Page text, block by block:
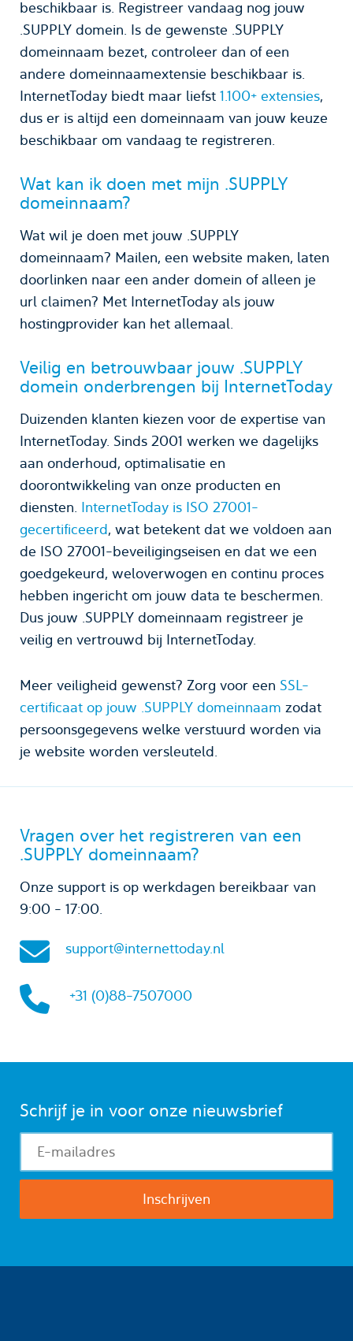
beschikbaar is. Registreer vandaag nog jouw
.SUPPLY domein. Is de gewenste .SUPPLY
domeinnaam bezet, controleer dan of een
andere domeinnaamextensie beschikbaar is.
InternetToday biedt maar liefst 1.100+ extensies,
dus er is altijd een domeinnaam van jouw keuze
beschikbaar om vandaag te registreren.
Wat kan ik doen met mijn .SUPPLY
domeinnaam?
Wat wil je doen met jouw .SUPPLY
domeinnaam? Mailen, een website maken, laten
doorlinken naar een ander domein of alleen je
url claimen? Met InternetToday als jouw
hostingprovider kan het allemaal.
Veilig en betrouwbaar jouw .SUPPLY
domein onderbrengen bij InternetToday
Duizenden klanten kiezen voor de expertise van
InternetToday. Sinds 2001 werken we dagelijks
aan onderhoud, optimalisatie en
doorontwikkeling van onze producten en
diensten. InternetToday is ISO 27001-
gecertificeerd, wat betekent dat we voldoen aan
de ISO 27001-beveiligingseisen en dat we een
goedgekeurd, weloverwogen en continu proces
hebben ingericht om jouw data te beschermen.
Dus jouw .SUPPLY domeinnaam registreer je
veilig en vertrouwd bij InternetToday.
Meer veiligheid gewenst? Zorg voor een SSL-
certificaat op jouw .SUPPLY domeinnaam zodat
persoonsgegevens welke verstuurd worden via
je website worden versleuteld.
Vragen over het registreren van een
.SUPPLY domeinnaam?
Onze support is op werkdagen bereikbaar van
9:00 - 17:00.
support@internettoday.nl
+31 (0)88-7507000
Schrijf je in voor onze nieuwsbrief